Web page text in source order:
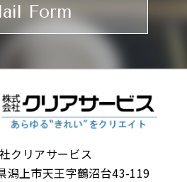
Form
クリアサービス
潟上市天王字鶴沼台43-119